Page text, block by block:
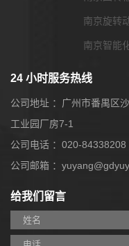
24 小时服务热线
公司地址 ：广州市番禺区
工业园厂房7-1
公司电话 ：020-84338208
公司邮箱 ：
给我们留言